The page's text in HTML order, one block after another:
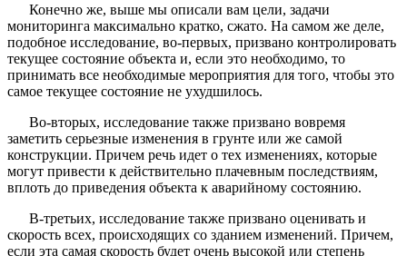
Конечно же, выше мы описали вам цели, задачи
мониторинга максимально кратко, сжато. На самом же деле,
подобное исследование, во-первых, призвано контролировать
текущее состояние объекта и, если это необходимо, то
принимать все необходимые мероприятия для того, чтобы это
самое текущее состояние не ухудшилось.
Во-вторых, исследование также призвано вовремя
заметить серьезные изменения в грунте или же самой
конструкции. Причем речь идет о тех изменениях, которые
могут привести к действительно плачевным последствиям,
вплоть до приведения объекта к аварийному состоянию.
В-третьих, исследование также призвано оценивать и
скорость всех, происходящих со зданием изменений. Причем,
если эта самая скорость будет очень высокой или степень